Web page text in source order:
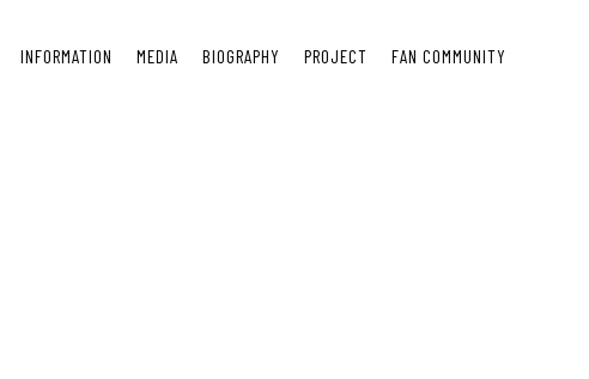
INFORMATION MEDIA BIOGRAPHY PROJECT FAN COMMUNITY